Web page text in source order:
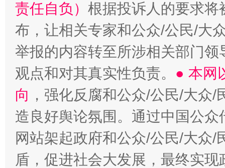
东山县通报“牛蛙产品抗生素超标问题” 法
责任自负） 根据投诉人的要求将
布，让相关专家和公众/公民/大
举报的内容转至所涉相关部门
观点和对其真实性负责。 ● 本网
向 ，强化反腐和公众/公民/大众
造良好舆论氛围。通过中国公
网站架起政府和公众/公民/大众
盾，促进社会大发展，最终实